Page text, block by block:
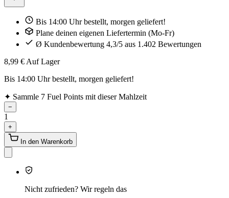
Bis 14:00 Uhr bestellt, morgen geliefert!
Plane deinen eigenen Liefertermin (Mo-Fr)
Ø Kundenbewertung 4,3/5 aus 1.402 Bewertungen
8,99 € Auf Lager
Bis 14:00 Uhr bestellt, morgen geliefert!
✦ Sammle 7 Fuel Points mit dieser Mahlzeit
−
1
+
In den Warenkorb
Nicht zufrieden? Wir regeln das